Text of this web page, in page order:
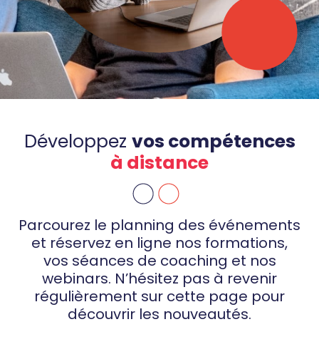
Développez vos compétences
à distance
Parcourez le planning des événements
et réservez en ligne nos formations,
vos séances de coaching et nos
webinars. N’hésitez pas à revenir
régulièrement sur cette page pour
découvrir les nouveautés.